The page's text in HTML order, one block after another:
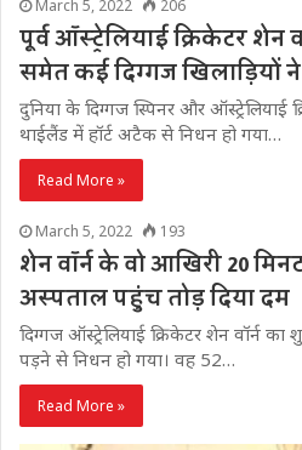
March 5, 2022 206
पूर्व ऑस्ट्रेलियाई क्रिकेटर शेन
समेत कई दिग्गज खिलाड़ियों
दुनिया के दिग्गज स्पिनर और ऑस्ट्रेलियाई
थाईलैंड में हॉर्ट अटैक से निधन हो गया…
Read More »
March 5, 2022 193
शेन वॉर्न के वो आखिरी 20
अस्पताल पहुंच तोड़ दिया दम
दिग्गज ऑस्ट्रेलियाई क्रिकेटर शेन वॉर्न का
पड़ने से निधन हो गया। वह 52…
Read More »